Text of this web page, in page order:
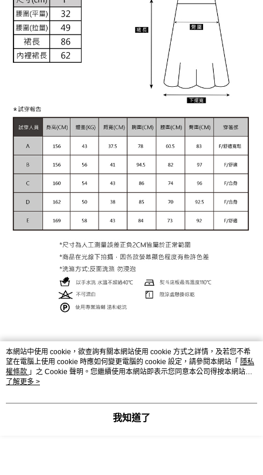
顯示電腦版詳細說明
聚酯纖維100%
本網站中使用 cookie，欲查詢有關本網站使用 cookie 方式之詳情，及若您不希
望在電腦上使用 cookie 時應如何變更電腦的 cookie 設定，請參閱本網站「 隱私
權條款 」之 Cookie 聲明。您繼續使用本網站即表示您同意本公司得按本網站使
用條款之 Cookie 聲明使用 cookie。
了解更多 >
我知道了